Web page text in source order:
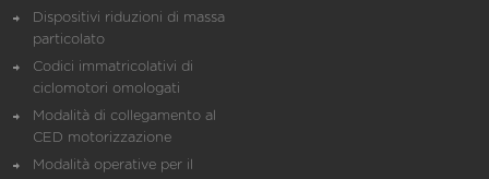
Dispositivi riduzioni di massa
particolato
Codici immatricolativi di
ciclomotori omologati
Modalità di collegamento al
CED motorizzazione
Modalità operative per il